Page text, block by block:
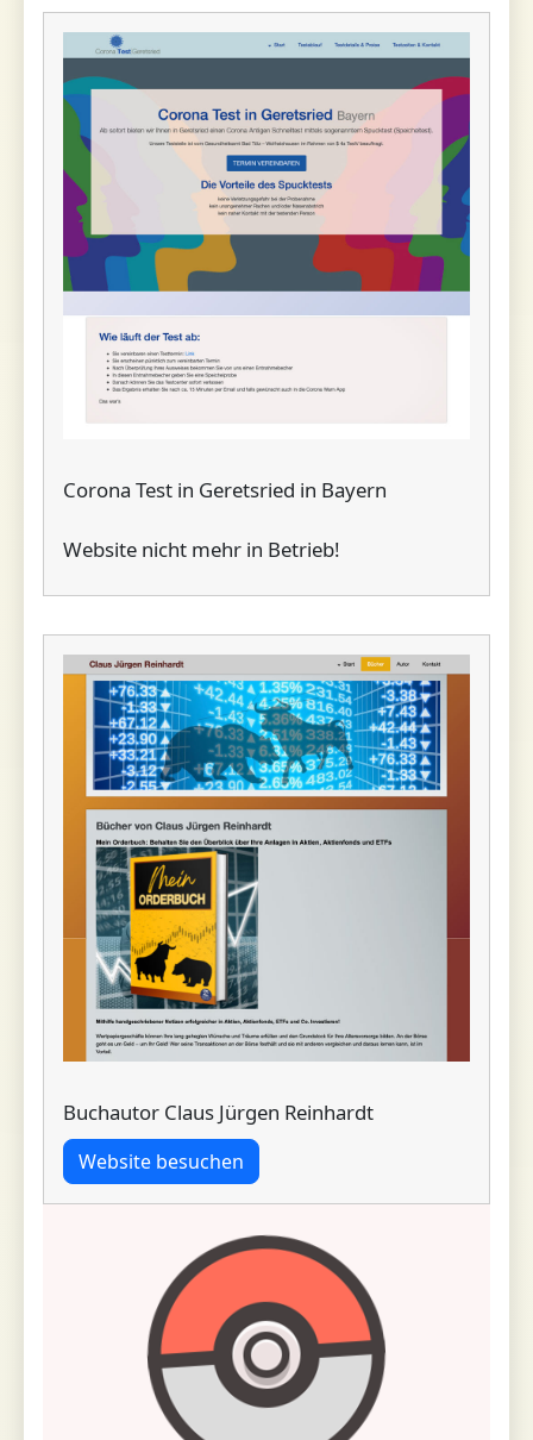
Corona Test in Geretsried in Bayern
Website nicht mehr in Betrieb!
Buchautor Claus Jürgen Reinhardt
Website besuchen